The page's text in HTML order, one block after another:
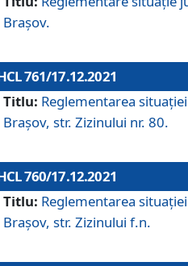
Brașov.
761/17.12.2021
Titlu: Reglementarea
Brașov, str. Zizinului nr. 80.
760/17.12.2021
Titlu: Reglementarea
Brașov, str. Zizinului f.n.